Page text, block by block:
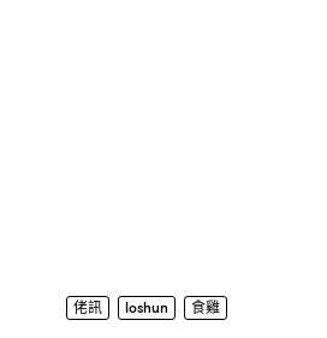
佬訊 loshun 食雞